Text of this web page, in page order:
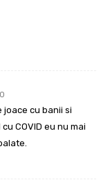
joace cu banii si
COVID eu nu mai